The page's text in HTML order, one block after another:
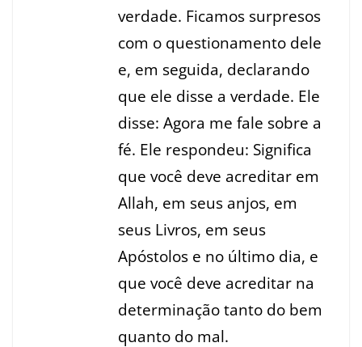
verdade. Ficamos surpresos
com o questionamento dele
e, em seguida, declarando
que ele disse a verdade. Ele
disse: Agora me fale sobre a
fé. Ele respondeu: Significa
que você deve acreditar em
Allah, em seus anjos, em
seus Livros, em seus
Apóstolos e no último dia, e
que você deve acreditar na
determinação tanto do bem
quanto do mal.